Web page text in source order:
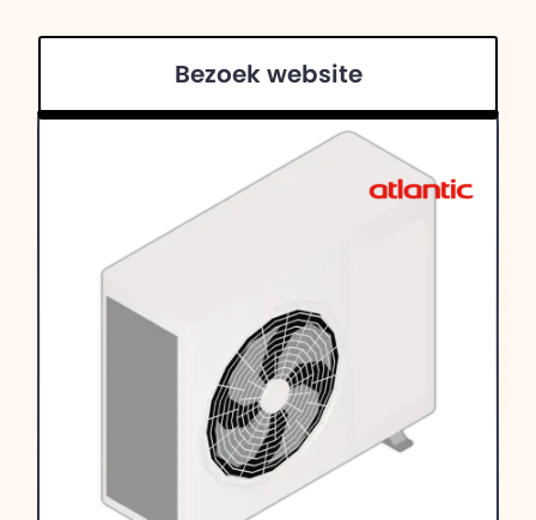
Bezoek website